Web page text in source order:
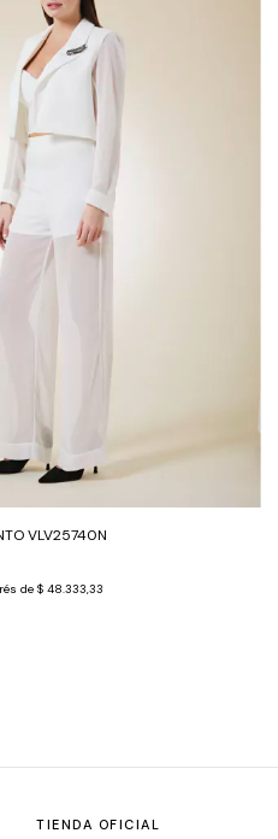
VLV25740N
de $ 48.333,33
TIENDA OFICIAL